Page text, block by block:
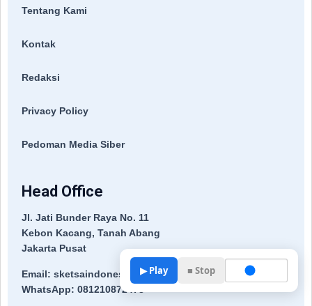
Tentang Kami
Kontak
Redaksi
Privacy Policy
Pedoman Media Siber
Head Office
Jl. Jati Bunder Raya No. 11
Kebon Kacang, Tanah Abang
Jakarta Pusat
Email: sketsaindonesia04@gmail.com
WhatsApp: 081210872478
▶ Play ■ Stop